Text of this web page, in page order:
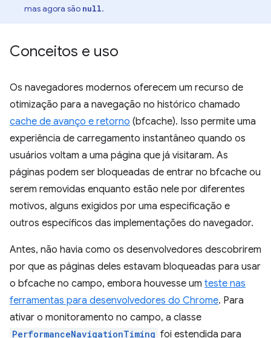
mas agora são null.
Conceitos e uso
Os navegadores modernos oferecem um recurso de
otimização para a navegação no histórico chamado
cache de avanço e retorno (bfcache). Isso permite uma
experiência de carregamento instantâneo quando os
usuários voltam a uma página que já visitaram. As
páginas podem ser bloqueadas de entrar no bfcache ou
serem removidas enquanto estão nele por diferentes
motivos, alguns exigidos por uma especificação e
outros específicos das implementações do navegador.
Antes, não havia como os desenvolvedores descobrirem
por que as páginas deles estavam bloqueadas para usar
o bfcache no campo, embora houvesse um teste nas
ferramentas para desenvolvedores do Chrome. Para
ativar o monitoramento no campo, a classe
PerformanceNavigationTiming foi estendida para